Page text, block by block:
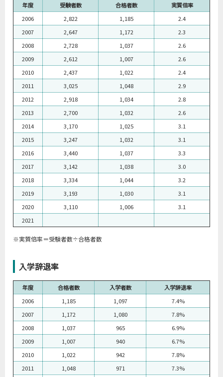
年度 受験者数 合格者数
実質倍率
2006
2,822 1,185
2.4
2007
2,647 1,172
2.3
2008
2,728 1,037
2.6
2009
2,612 1,007
2.6
2010
2,437 1,022
2.4
2011
3,025 1,048
2.9
2012
2,918 1,034
2.8
2013
2,700 1,032
2.6
2014
3,170 1,025
3.1
2015
3,247 1,032
3.1
2016
3,440 1,037
3.3
2017
3,142 1,038
3.0
2018
3,334 1,044
3.2
2019
3,193 1,030
3.1
2020
3,110 1,006
3.1
2021
※実質倍率＝受験者数÷合格者数
入学辞退率
年度 合格者数 入学者数
入学辞退率
2006
1,185 1,097
7.4%
2007
1,172 1,080
7.8%
2008
1,037 965
6.9%
2009
1,007 940
6.7%
2010
1,022 942
7.8%
2011
1,048 971
7.3%